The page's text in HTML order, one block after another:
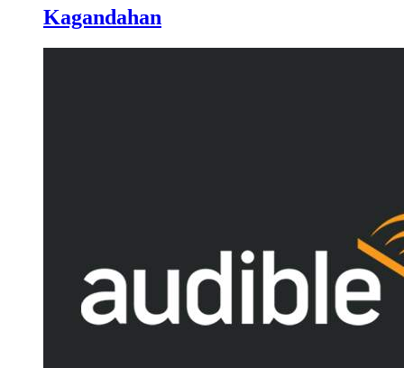
Kagandahan